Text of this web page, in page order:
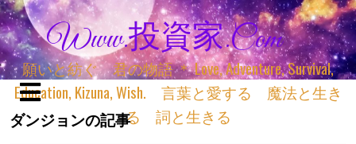
Www.投資家.com
願いと紡ぐ 君の物語 ＊ Love, Adventure, Survival,
Education, Kizuna, Wish. 言葉と愛する 魔法と生き
る 詞と生きる
ダンジョンの記事